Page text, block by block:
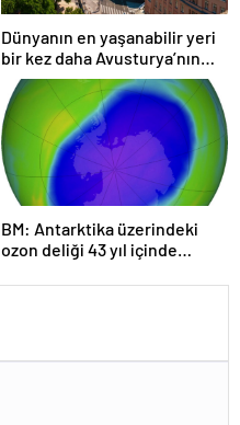
Dünyanın en yaşanabilir yeri
bir kez daha Avusturya’nın
başkenti Viyana oldu
BM: Antarktika üzerindeki
ozon deliği 43 yıl içinde